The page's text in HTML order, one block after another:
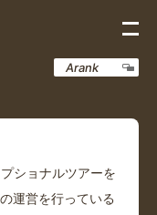
Arank
ショナルツアーを
運営を行っている